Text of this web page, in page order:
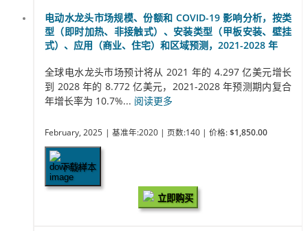
电动水龙头市场规模、份额和 COVID-19 影响分析，按类
型（即时加热、非接触式）、安装类型（甲板安装、壁挂
式）、应用（商业、住宅）和区域预测，2021-2028 年
全球电水龙头市场预计将从 2021 年的 4.297 亿美元增长
到 2028 年的 8.772 亿美元，2021-2028 年预测期内复合
年增长率为 10.7%... 阅读更多
February, 2025 | 基准年:2020 | 页数:140 | 价格: $1,850.00
下载样本
立即购买